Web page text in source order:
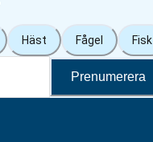
Häst Fågel Fisk
Prenumerera